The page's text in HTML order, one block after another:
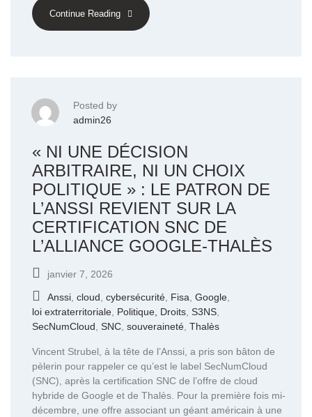
Continue Reading
Posted by
admin26
« NI UNE DÉCISION
ARBITRAIRE, NI UN CHOIX
POLITIQUE » : LE PATRON DE
L’ANSSI REVIENT SUR LA
CERTIFICATION SNC DE
L’ALLIANCE GOOGLE-THALÈS
janvier 7, 2026
Anssi cloud cybersécurité Fisa Google
loi extraterritoriale Politique, Droits S3NS
SecNumCloud SNC souveraineté Thalès
Vincent Strubel, à la tête de l’Anssi, a pris son bâton de
pèlerin pour rappeler ce qu’est le label SecNumCloud
(SNC), après la certification SNC de l’offre de cloud
hybride de Google et de Thalès. Pour la première fois mi-
décembre, une offre associant un géant américain à une